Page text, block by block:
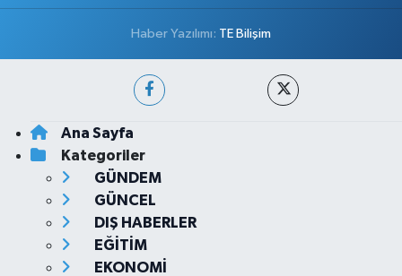
Haber Yazılımı: TE Bilişim
Ana Sayfa
Kategoriler
GÜNDEM
GÜNCEL
DIŞ HABERLER
EĞİTİM
EKONOMİ